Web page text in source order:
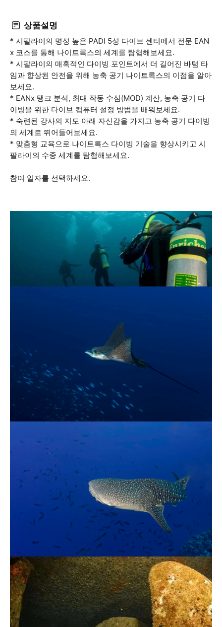
상품설명
* 시팔라이의 명성 높은 PADI 5성 다이브 센터에서 전문 EAN
x 코스를 통해 나이트록스의 세계를 탐험해보세요.
* 시팔라이의 매혹적인 다이빙 포인트에서 더 길어진 바텀 타
임과 향상된 안전을 위해 농축 공기 나이트록스의 이점을 알아
보세요.
* EANx 탱크 분석, 최대 작동 수심(MOD) 계산, 농축 공기 다
이빙을 위한 다이브 컴퓨터 설정 방법을 배워보세요.
* 숙련된 강사의 지도 아래 자신감을 가지고 농축 공기 다이빙
의 세계로 뛰어들어보세요.
* 맞춤형 교육으로 나이트록스 다이빙 기술을 향상시키고 시
팔라이의 수중 세계를 탐험해보세요.
참여 일자를 선택하세요.